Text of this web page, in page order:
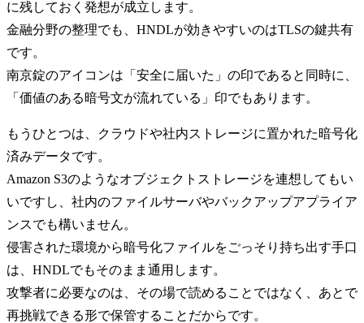
に残しておく発想が成立します。
金融分野の整理でも、HNDLが効きやすいのはTLSの鍵共有
です。
南京錠のアイコンは「安全に届いた」の印であると同時に、
「価値のある暗号文が流れている」印でもあります。
もうひとつは、クラウドや社内ストレージに置かれた暗号化
済みデータです。
Amazon S3のようなオブジェクトストレージを連想してもい
いですし、社内のファイルサーバやバックアップアプライア
ンスでも構いません。
侵害された環境から暗号化ファイルをごっそり持ち出す手口
は、HNDLでもそのまま通用します。
攻撃者に必要なのは、その場で読めることではなく、あとで
再挑戦できる形で保管することだからです。